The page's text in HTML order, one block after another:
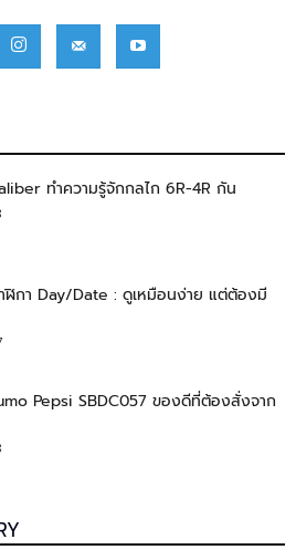
ทำความรู้จักกลไก 6R-4R กัน
ฬิกา Day/Date : ดูเหมือนง่าย แต่ต้องมี
Pepsi SBDC057 ของดีที่ต้องสั่งจาก